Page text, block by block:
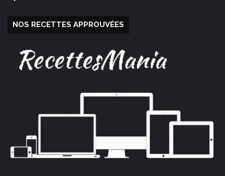
NOS RECETTES APPROUVÉES